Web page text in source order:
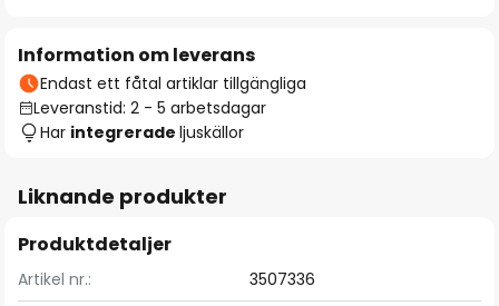
Information om leverans
Endast ett fåtal artiklar tillgängliga
Leveranstid: 2 - 5 arbetsdagar
Har integrerade ljuskällor
Liknande produkter
Produktdetaljer
Artikel nr.: 3507336